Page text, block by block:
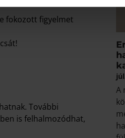
fokozott figyelmet
További
is felhalmozódhat,
A